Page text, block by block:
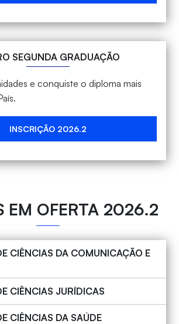
SEGUNDA GRADUAÇÃO
e conquiste o diploma mais
INSCRIÇÃO 2026.2
EM OFERTA 2026.2
CIÊNCIAS DA COMUNICAÇÃO E
CIÊNCIAS JURÍDICAS
CIÊNCIAS DA SAÚDE